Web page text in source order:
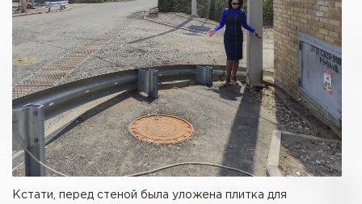
Кстати, перед стеной была уложена плитка для